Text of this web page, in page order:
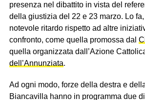
presenza nel dibattito in vista del
della giustizia del 22 e 23 marzo. Lo
notevole ritardo rispetto ad altre
confronto, come quella promossa dal
quella organizzata dall’Azione
dell’Annunziata.
Ad ogni modo, forze della destra e
Biancavilla hanno in programma due